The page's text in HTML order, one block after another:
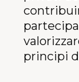
principi